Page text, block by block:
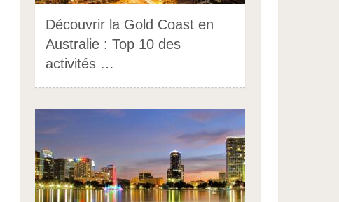
Découvrir la Gold Coast en
Australie : Top 10 des
activités …